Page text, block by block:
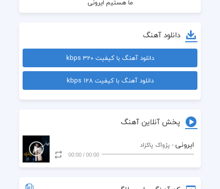
ماهستیم ایرونی
واسه وطن تا پای جونیم
دانلود آهنگ
دانلود آهنگ با کیفیت 320 kbps
دانلود آهنگ با کیفیت 128 kbps
پخش آنلاین آهنگ
ایرونی - پژواک پاکزاد
00:00
/
00:00